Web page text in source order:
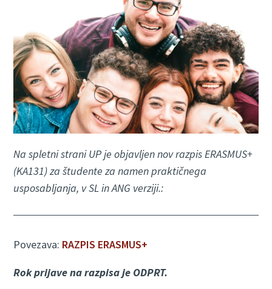
Na spletni strani UP je objavljen nov razpis ERASMUS+
(KA131) za študente za namen praktičnega
usposabljanja, v SL in ANG verziji.:
Povezava: RAZPIS ERASMUS+
Rok prijave na razpisa je ODPRT.